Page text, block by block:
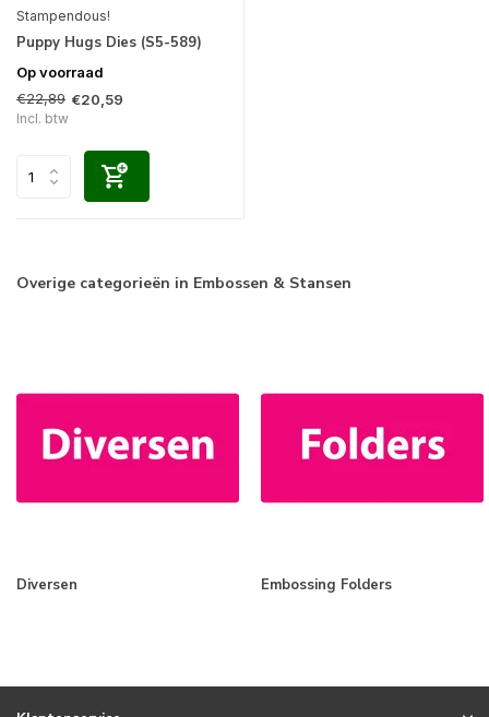
Stampendous!
Puppy Hugs Dies (S5-589)
Op voorraad
€22,89 €20,59
Incl. btw
Overige categorieën in Embossen & Stansen
Diversen Embossing Folders